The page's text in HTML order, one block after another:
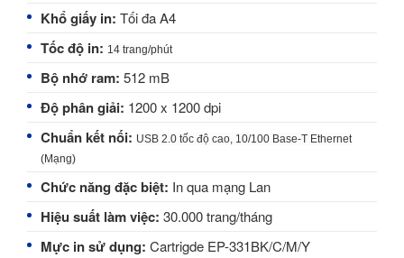
Khổ giấy in: Tối đa A4
Tốc độ in: 14 trang/phút
Bộ nhớ ram: 512 mB
Độ phân giải: 1200 x 1200 dpi
Chuẩn kết nối: USB 2.0 tốc độ cao, 10/100 Base-T Ethernet
(Mạng)
Chức năng đặc biệt: In qua mạng Lan
Hiệu suất làm việc: 30.000 trang/tháng
Mực in sử dụng: Cartrigde EP-331BK/C/M/Y